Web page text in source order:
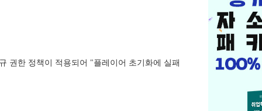
권한 정책이 적용되어 "플레이어 초기화에 실패